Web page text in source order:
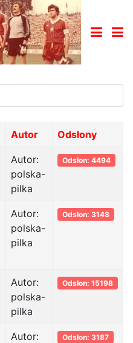
Autor Odsłony
Autor:
polska-
pilka
Odsłon: 4494
Autor:
polska-
pilka
Odsłon: 3148
Autor:
polska-
pilka
Odsłon: 15198
Autor:
Odsłon: 3187